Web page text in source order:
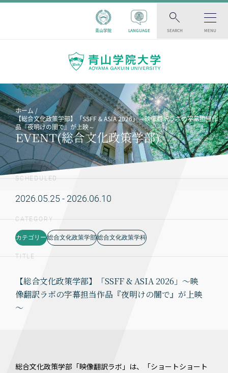
青山学院 LANGUAGE SEARCH MENU
ホーム
【総合文化政策学部】「SSFF & ASIA 2026」～映像翻訳ラボの字幕担当作
品『夜明けの闇で』が上映～
EVENT(総合文化政策学部)
SCHEDULED
2026.05.25 - 2026.06.10
CATEGORY
カテゴリー 総合文化政策学部総合文化政策学科
TITLE
【総合文化政策学部】「SSFF & ASIA 2026」～映
像翻訳ラボの字幕担当作品『夜明けの闇で』が上映
～
総合文化政策学部「映像翻訳ラボ」は、「ショートショート